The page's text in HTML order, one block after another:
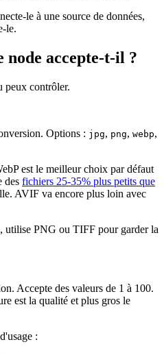
le à une source de données,
le.
node accepte-t-il ?
peux contrôler.
Options : jpg, png, webp,
est le meilleur choix par défaut
des fichiers 25-35% plus petits que
AVIF va encore plus loin avec
utilise PNG ou TIFF pour garder la
Accepte des valeurs de 1 à 100.
est la qualité et plus gros le
: